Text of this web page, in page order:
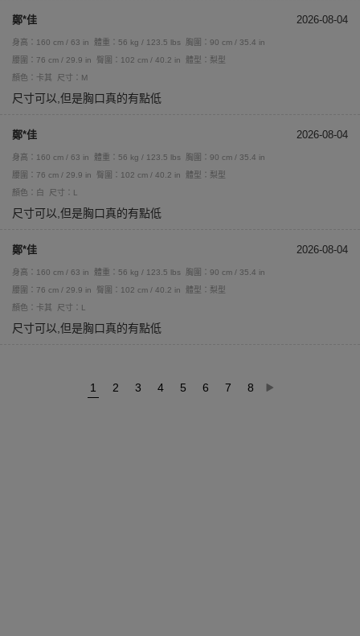
鄭*佳 2026-08-04
身高：160 cm / 63 in 體重：56 kg / 123.5 lbs
胸圍：90 cm / 35.4 in
腰圍：76 cm / 29.9 in
臀圍：102 cm / 40.2 in
體型：梨型
顏色：卡其
尺寸：M
尺寸可以,但是胸口真的有點低
鄭*佳 2026-08-04
身高：160 cm / 63 in 體重：56 kg / 123.5 lbs
胸圍：90 cm / 35.4 in
腰圍：76 cm / 29.9 in
臀圍：102 cm / 40.2 in
體型：梨型
顏色：白
尺寸：L
尺寸可以,但是胸口真的有點低
鄭*佳 2026-08-04
身高：160 cm / 63 in 體重：56 kg / 123.5 lbs
胸圍：90 cm / 35.4 in
腰圍：76 cm / 29.9 in
臀圍：102 cm / 40.2 in
體型：梨型
顏色：卡其
尺寸：L
尺寸可以,但是胸口真的有點低
1 2 3 4 5 6 7 8